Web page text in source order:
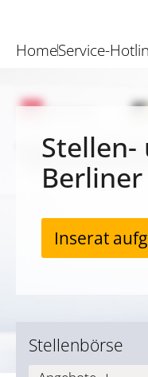
HomeService-
Stellen-
Inserat
Stellenbörse